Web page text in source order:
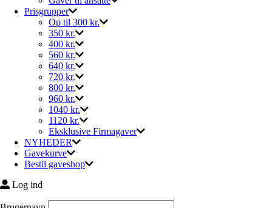
Prisgrupper
Op til 300 kr.
350 kr.
400 kr.
560 kr.
640 kr.
720 kr.
800 kr.
960 kr.
1040 kr.
1120 kr.
Eksklusive Firmagaver
NYHEDER
Gavekurve
Bestil gaveshop
Log ind